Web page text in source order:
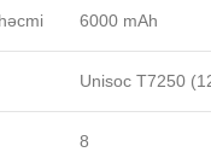
6000 mAh
Unisoc T7250
8